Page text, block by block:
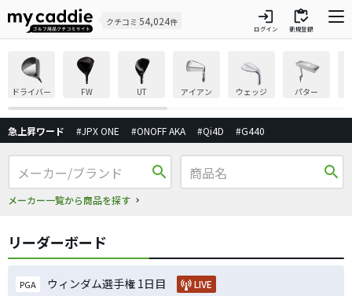
クチコミ 54,024件 login
ログイン
inventory
新規登録
ドライバー FW UT アイアン ウェッジ パター
急上昇ワード #JPX ONE #ONOFF AKA #Qi4D #G440
search
メーカー一覧から商品を探す
search
リーダーボード
PGA ウィンダム選手権 1日目 LIVE